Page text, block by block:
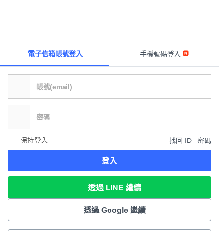
電子信箱帳號登入 手機號碼登入
保持登入 找回 ID ∙ 密碼
登入
透過 LINE 繼續
透過 Google 繼續